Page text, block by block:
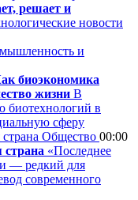
решает и
новости
биоэкономика
жизни В
биотехнологий в
сферу
Общество 00:00
страна «Последнее
— редкий для
современного